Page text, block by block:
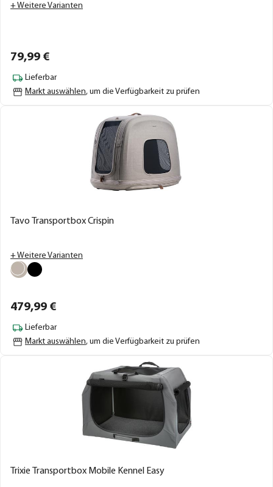
+ Weitere Varianten
79,99 €
Lieferbar
Markt auswählen, um die Verfügbarkeit zu prüfen
Tavo Transportbox Crispin
+ Weitere Varianten
479,99 €
Lieferbar
Markt auswählen, um die Verfügbarkeit zu prüfen
Trixie Transportbox Mobile Kennel Easy